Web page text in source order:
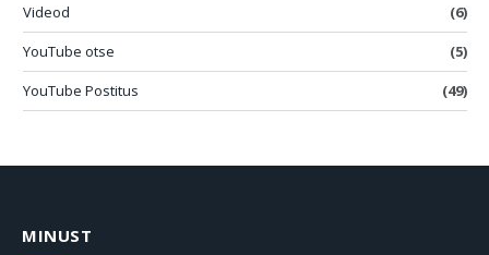
Videod
(6)
YouTube otse
(5)
YouTube Postitus
(49)
MINUST